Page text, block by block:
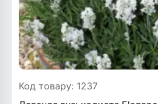
Код товару: 1237